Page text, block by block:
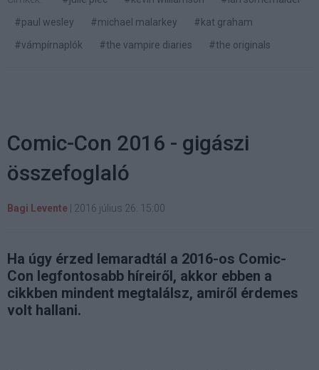
#paul wesley
#michael malarkey
#kat graham
#vámpírnaplók
#the vampire diaries #the originals
Comic-Con 2016 - gigászi
összefoglaló
Bagi Levente 2016 július 26. 15:00
Ha úgy érzed lemaradtál a 2016-os Comic-
Con legfontosabb híreiről, akkor ebben a
cikkben mindent megtalálsz, amiről érdemes
volt hallani.